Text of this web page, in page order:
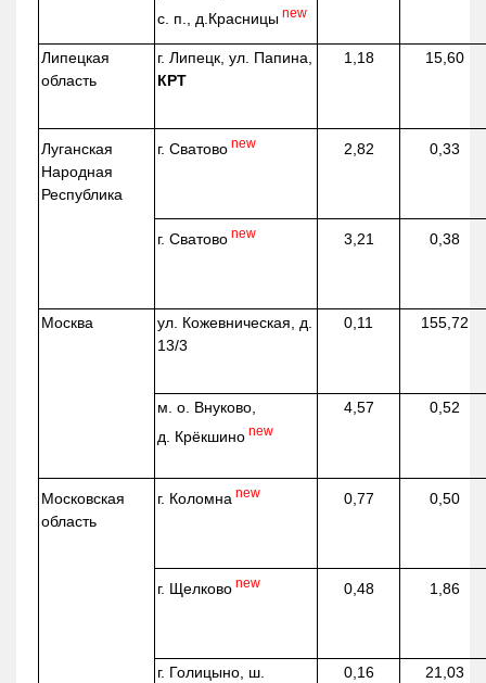
с. п., д.Красницы new
Липецкая
область
г. Липецк, ул. Папина,
КРТ
1,18 15,60
Луганская
Народная
Республика
г. Сватово new 2,82 0,33
г. Сватово new 3,21 0,38
Москва ул. Кожевническая, д.
13/3
0,11 155,72
м. о. Внуково,
д. Крёкшино new
4,57 0,52
Московская
область
г. Коломна new 0,77 0,50
г. Щелково new 0,48 1,86
г. Голицыно, ш. 0,16 21,03